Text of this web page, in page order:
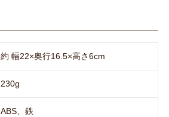
約 幅22×奥行16.5×高さ6cm
230g
ABS、鉄